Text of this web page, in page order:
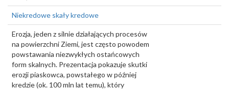
Niekredowe skały kredowe
Erozja, jeden z silnie działających procesów
na powierzchni Ziemi, jest często powodem
powstawania niezwykłych ostańcowych
form skalnych. Prezentacja pokazuje skutki
erozji piaskowca, powstałego w później
kredzie (ok. 100 mln lat temu), który